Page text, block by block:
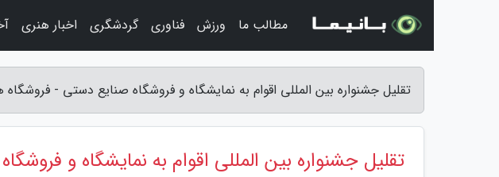
تقلیل جشنواره بین المللی اقوام به نمایشگاه و فروشگاه صنایع دستی -
تقلیل جشنواره بین المللی اقوام به نمایشگاه و
مطالب ما ورزش فناوری گردشگری اخبار هنری